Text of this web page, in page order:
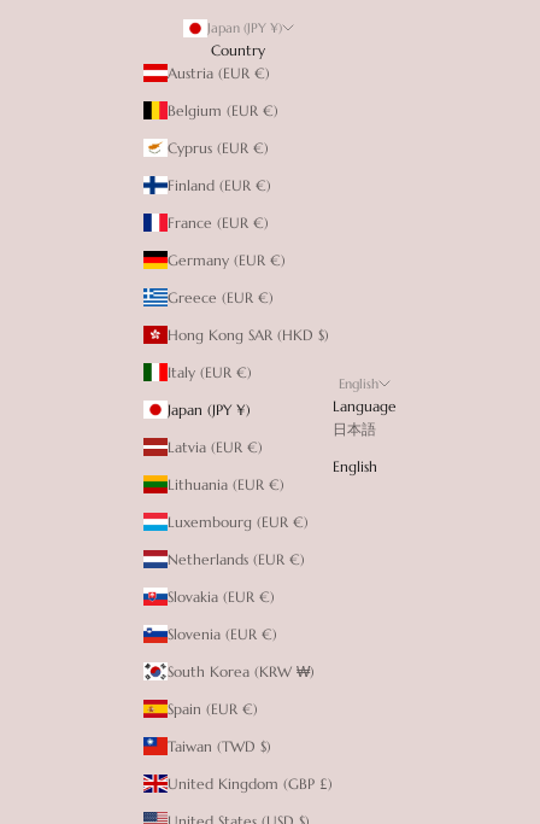
Japan (JPY ¥)
Country
Austria (EUR €)
Belgium (EUR €)
Cyprus (EUR €)
Finland (EUR €)
France (EUR €)
Germany (EUR €)
Greece (EUR €)
Hong Kong SAR (HKD $)
Italy (EUR €)
Japan (JPY ¥)
Latvia (EUR €)
Lithuania (EUR €)
Luxembourg (EUR €)
Netherlands (EUR €)
Slovakia (EUR €)
Slovenia (EUR €)
South Korea (KRW ₩)
Spain (EUR €)
Taiwan (TWD $)
United Kingdom (GBP £)
English
Language
日本語
English